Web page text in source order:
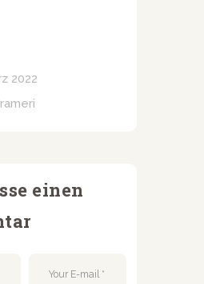
2022
einen